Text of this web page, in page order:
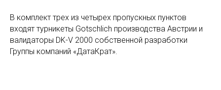
В комплект трех из четырех пропускных пунктов
входят турникеты Gotschlich производства Австрии и
валидаторы DK-V 2000 собственной разработки
Группы компаний «ДатаКрат».